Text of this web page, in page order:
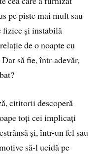
pe piste mai mult sau
fizice și instabilă
de o noapte cu
să fie, într-adevăr,
cititorii descoperă
toți cei implicați
și, într-un fel sau
să-l ucidă pe